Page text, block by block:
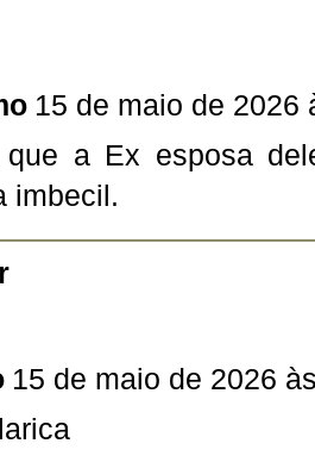
15 de maio de 2026
a Ex esposa
imbecil.
15 de maio de 2026